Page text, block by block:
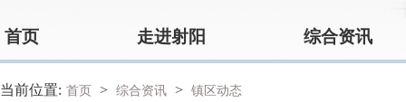
首页 走进射阳 综合资讯
当前位置: 首页 > 综合资讯 > 镇区动态